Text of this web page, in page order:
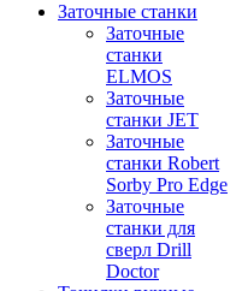
Заточные станки
Заточные
станки
ELMOS
Заточные
станки JET
Заточные
станки Robert
Sorby Pro Edge
Заточные
станки для
сверл Drill
Doctor